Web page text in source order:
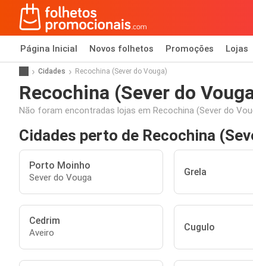
Página Inicial Novos folhetos Promoções Lojas
Cidades Recochina (Sever do Vouga)
Recochina (Sever do
Não foram encontradas lojas em Recochina (Sever do
Cidades perto de Recochina
Porto Moinho
Sever do Vouga Grela
Cedrim
Aveiro Cugulo